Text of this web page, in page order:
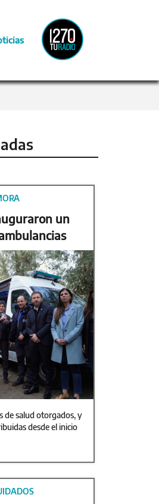
Radio
Provincia
un
de salud otorgados, y
desde el inicio